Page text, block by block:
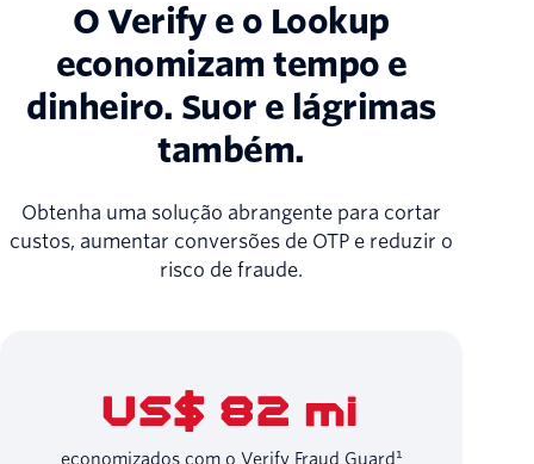
O Verify e o Lookup
economizam tempo e
dinheiro. Suor e lágrimas
também.
Obtenha uma solução abrangente para cortar
custos, aumentar conversões de OTP e reduzir o
risco de fraude.
US$ 82 mi
economizados com o Verify Fraud Guard¹